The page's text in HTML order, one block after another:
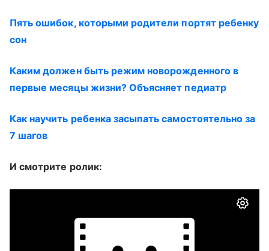
Пять ошибок, которыми родители портят ребенку
сон
Каким должен быть режим новорожденного в
первые месяцы жизни? Объясняет педиатр
Как научить ребенка засыпать самостоятельно за
7 шагов
И смотрите ролик: